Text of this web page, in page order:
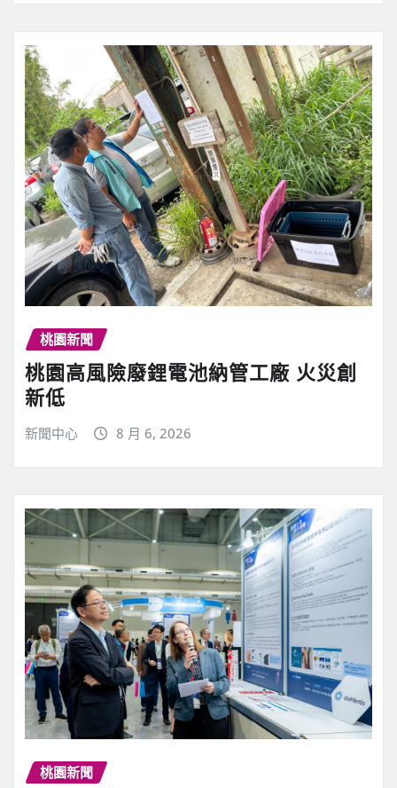
桃園新聞
桃園高風險廢鋰電池納管工廠 火災創
新低
新聞中心 8 月 6, 2026
桃園新聞